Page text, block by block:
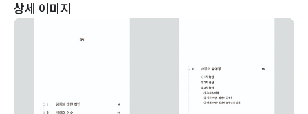
상세 이미지